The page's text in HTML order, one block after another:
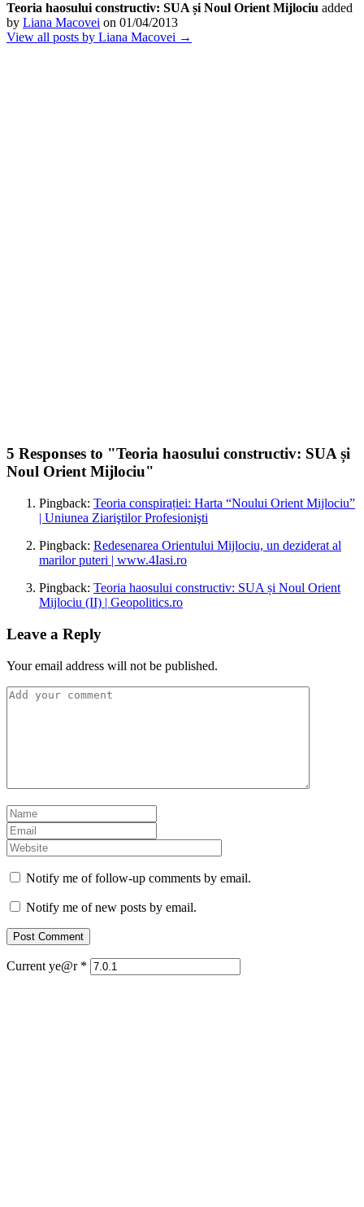
Teoria haosului constructiv: SUA și Noul Orient Mijlociu added
by Liana Macovei on 01/04/2013
View all posts by Liana Macovei →
5 Responses to "Teoria haosului constructiv: SUA și
Noul Orient Mijlociu"
Pingback: Teoria conspirației: Harta “Noului Orient Mijlociu”
| Uniunea Ziariştilor Profesionişti
Pingback: Redesenarea Orientului Mijlociu, un deziderat al
marilor puteri | www.4Iasi.ro
Pingback: Teoria haosului constructiv: SUA și Noul Orient
Mijlociu (II) | Geopolitics.ro
Leave a Reply
Your email address will not be published.
Notify me of follow-up comments by email.
Notify me of new posts by email.
Current ye@r *